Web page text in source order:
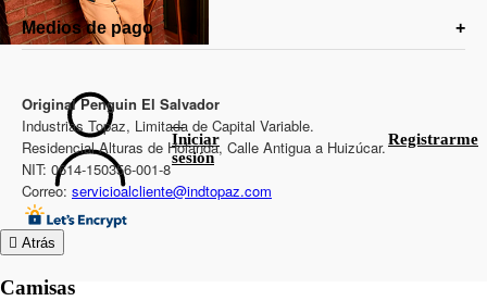
Iniciar
sesión
Registrarme
Atrás
Camisas
Medios de pago
Original Penguin El Salvador
Industrias Topaz, Limitada de Capital Variable.
Residencial Alturas de Holanda, Calle Antigua a Huizúcar.
NIT: 0614-150356-001-8
Correo: servicioalcliente@indtopaz.com